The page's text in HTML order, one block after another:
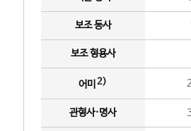
보조 동사
보조 형용사
어미 2)
관형사·명사